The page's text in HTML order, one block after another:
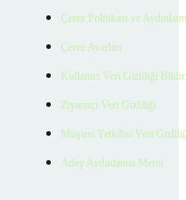
Çerez Politikası ve
Çerez Ayarları
Kullanıcı Veri Gizliliği
Ziyaretçi Veri Gizliliği
Müşteri Yetkilisi Veri
Aday Aydınlatma Metni